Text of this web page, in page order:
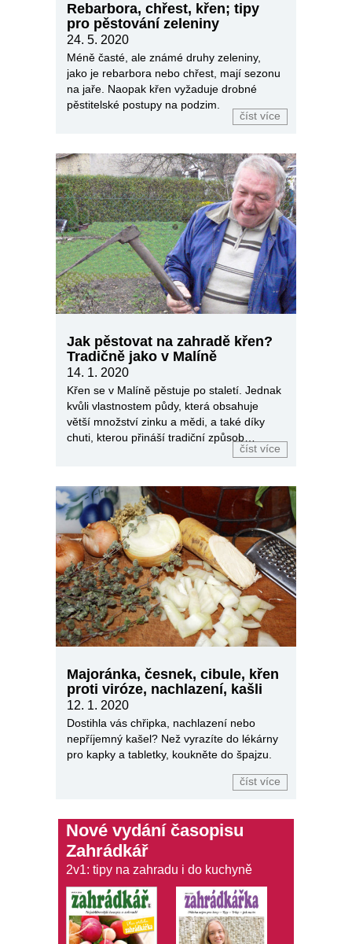
Rebarbora, chřest, křen; tipy
pro pěstování zeleniny
24. 5. 2020
Méně časté, ale známé druhy zeleniny,
jako je rebarbora nebo chřest, mají sezonu
na jaře. Naopak křen vyžaduje drobné
pěstitelské postupy na podzim.
číst více
Jak pěstovat na zahradě křen?
Tradičně jako v Malíně
14. 1. 2020
Křen se v Malíně pěstuje po staletí. Jednak
kvůli vlastnostem půdy, která obsahuje
větší množství zinku a mědi, a také díky
chuti, kterou přináší tradiční způsob
číst více
Majoránka, česnek, cibule, křen
proti viróze, nachlazení, kašli
12. 1. 2020
Dostihla vás chřipka, nachlazení nebo
nepříjemný kašel? Než vyrazíte do lékárny
pro kapky a tabletky, koukněte do špajzu.
číst více
Nové vydání časopisu
Zahrádkář
2v1: tipy na zahradu i do kuchyně